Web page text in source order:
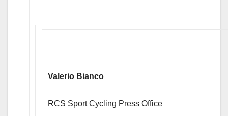
Valerio Bianco
RCS Sport Cycling Press Office